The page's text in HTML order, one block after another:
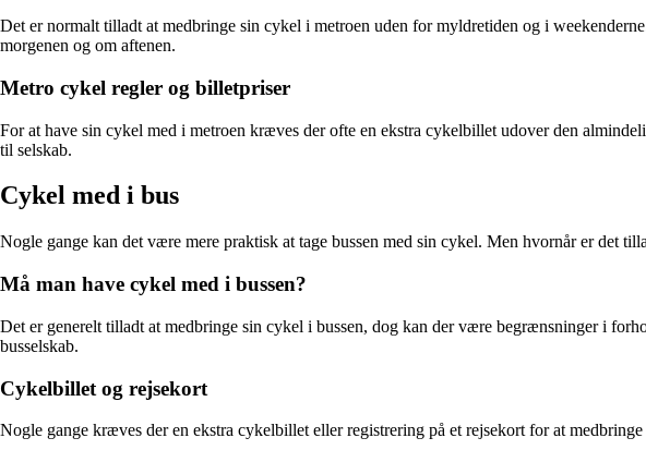
Det er normalt tilladt at medbringe sin cykel i metroen uden for myldretiden og i
morgenen og om aftenen.
Metro cykel regler og billetpriser
For at have sin cykel med i metroen kræves der ofte en ekstra cykelbillet udover den
til selskab.
Cykel med i bus
Nogle gange kan det være mere praktisk at tage bussen med sin cykel. Men hvornår er det
Må man have cykel med i bussen?
Det er generelt tilladt at medbringe sin cykel i bussen, dog kan der være begrænsninger i
busselskab.
Cykelbillet og rejsekort
Nogle gange kræves der en ekstra cykelbillet eller registrering på et rejsekort for at